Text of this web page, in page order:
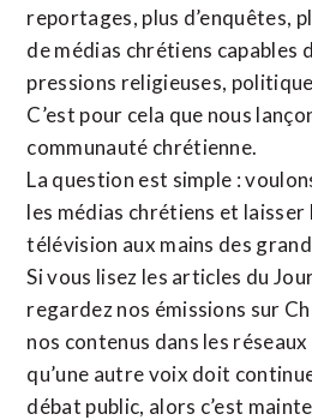
reportages, plus d’enquêtes,
de médias chrétiens capables
pressions religieuses,
C’est pour cela que nous
communauté chrétienne.
La question est simple :
les médias chrétiens et laisser
télévision aux mains des
Si vous lisez les articles du
regardez nos émissions sur
nos contenus dans les
qu’une autre voix doit
débat public, alors c’est